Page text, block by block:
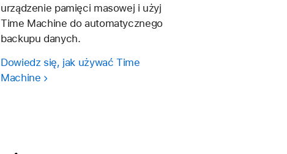
urządzenie pamięci masowej i użyj
Time Machine do automatycznego
backupu danych.
Dowiedz się, jak używać Time
Machine